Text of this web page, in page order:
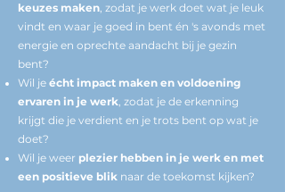
keuzes maken, zodat je werk doet wat je leuk
vindt en waar je goed in bent én 's avonds met
energie en oprechte aandacht bij je gezin
bent?
Wil je écht impact maken en voldoening
ervaren in je werk, zodat je de erkenning
krijgt die je verdient en je trots bent op wat je
doet?
Wil je weer plezier hebben in je werk en met
een positieve blik naar de toekomst kijken?